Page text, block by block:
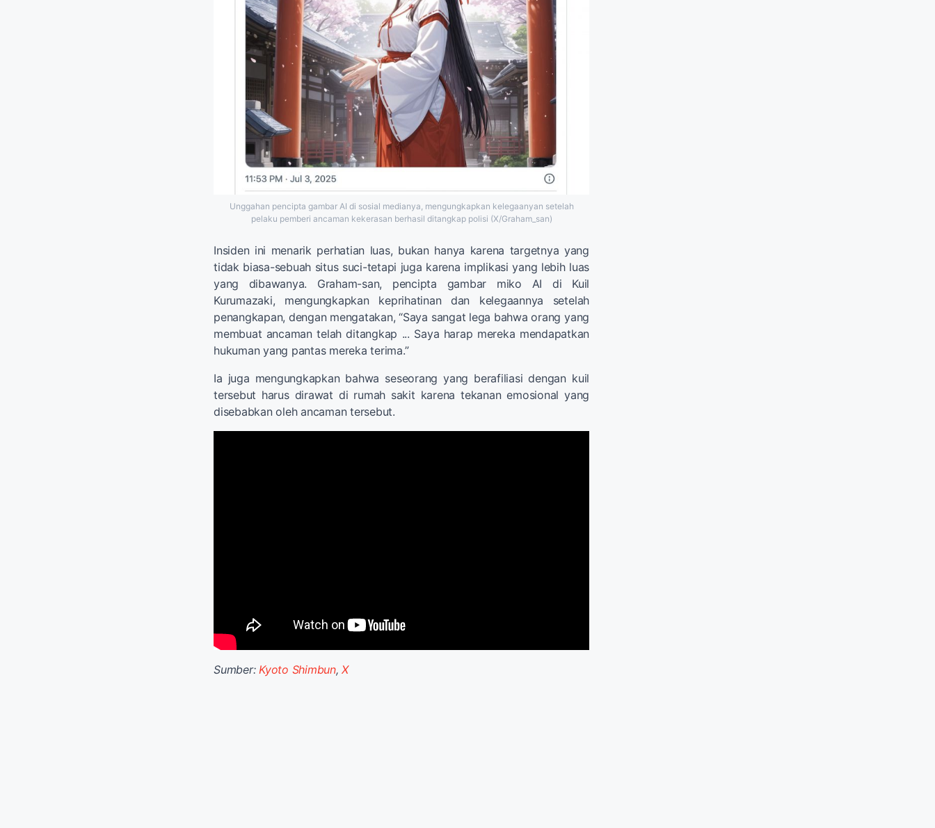
Unggahan pencipta gambar AI di sosial medianya, mengungkapkan kelegaanyan setelah
pelaku pemberi ancaman kekerasan berhasil ditangkap polisi (X/Graham_san)
Insiden ini menarik perhatian luas, bukan hanya karena targetnya yang
tidak biasa-sebuah situs suci-tetapi juga karena implikasi yang lebih luas
yang dibawanya. Graham-san, pencipta gambar miko AI di Kuil
Kurumazaki, mengungkapkan keprihatinan dan kelegaannya setelah
penangkapan, dengan mengatakan, “Saya sangat lega bahwa orang yang
membuat ancaman telah ditangkap ... Saya harap mereka mendapatkan
hukuman yang pantas mereka terima.”
Ia juga mengungkapkan bahwa seseorang yang berafiliasi dengan kuil
tersebut harus dirawat di rumah sakit karena tekanan emosional yang
disebabkan oleh ancaman tersebut.
Sumber: Kyoto Shimbun,X